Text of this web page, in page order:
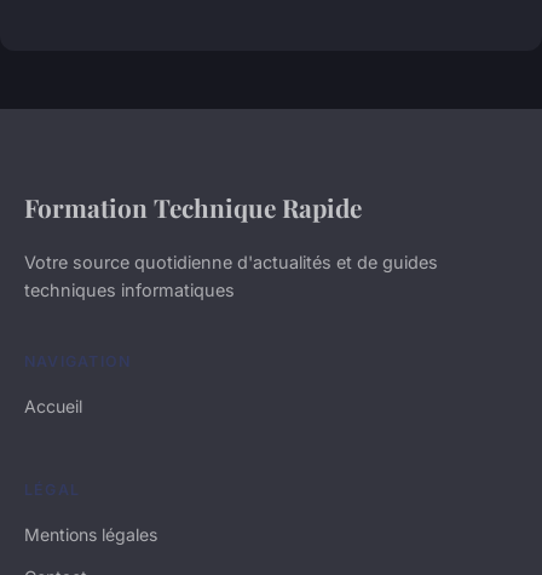
Formation Technique Rapide
Votre source quotidienne d'actualités et de guides
techniques informatiques
NAVIGATION
Accueil
LÉGAL
Mentions légales